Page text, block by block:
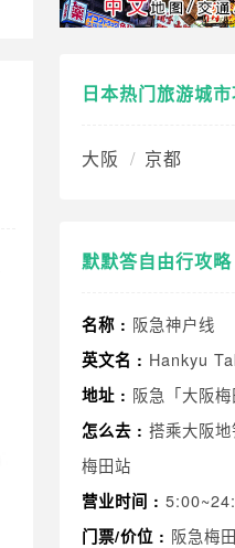
日本热门旅游城
大阪 京都
默默答自由行攻略
名称 : 阪急神户线
英文名 : Hankyu
地址 : 阪急「大阪
怎么去 : 搭乘大阪
梅田站
营业时间 :
门票/价位 : 阪急梅